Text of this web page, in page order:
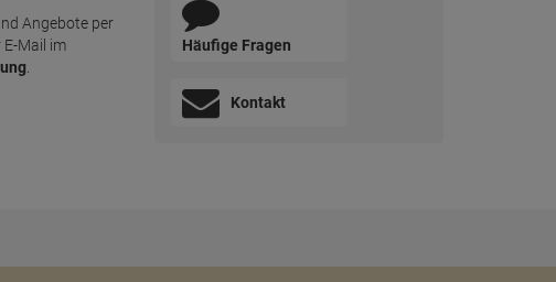
Angebote per
Mail im
.
Häufige Fragen
Kontakt